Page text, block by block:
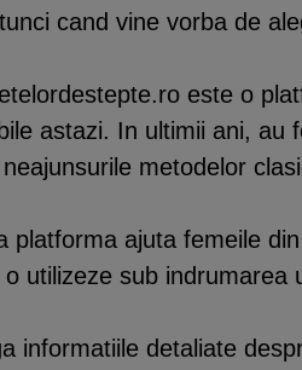
cand vine vorba de
este o
astazi. In ultimii ani, au
metodelor
platforma ajuta femeile
o utilizeze sub indrumarea
informatiile detaliate